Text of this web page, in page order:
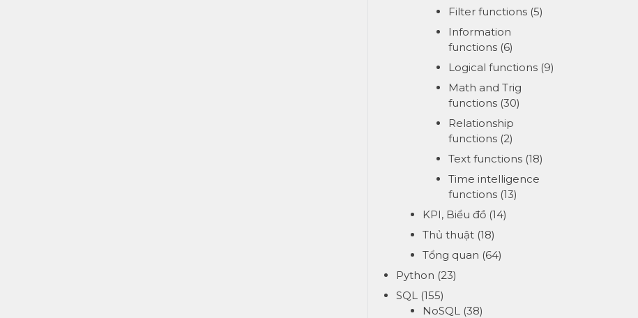
Filter functions (5)
Information
functions (6)
Logical functions (9)
Math and Trig
functions (30)
Relationship
functions (2)
Text functions (18)
Time intelligence
functions (13)
KPI, Biểu đồ(14)
Thủ thuật(18)
Tổng quan (64)
Python (23)
SQL (155)
NoSQL(38)